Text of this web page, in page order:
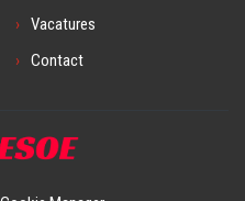
Vacatures
Contact